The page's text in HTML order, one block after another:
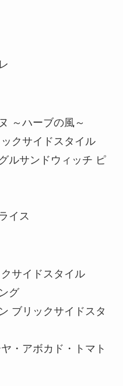
～ハーブの風～
クサイドスタイル
ルサンドウィッチ ピ
イス
サイドスタイル
グ
ブリックサイドスタ
・アボカド・トマト